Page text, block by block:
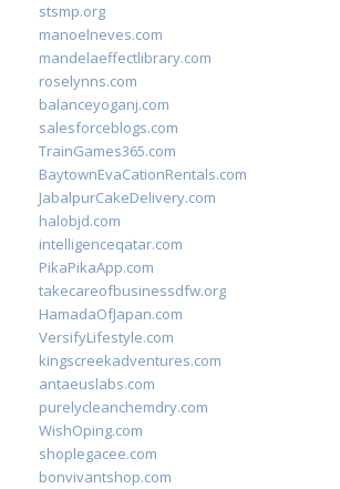
stsmp.org
manoelneves.com
mandelaeffectlibrary.com
roselynns.com
balanceyoganj.com
salesforceblogs.com
TrainGames365.com
BaytownEvaCationRentals.com
JabalpurCakeDelivery.com
halobjd.com
intelligenceqatar.com
PikaPikaApp.com
takecareofbusinessdfw.org
HamadaOfJapan.com
VersifyLifestyle.com
kingscreekadventures.com
antaeuslabs.com
purelycleanchemdry.com
WishOping.com
shoplegacee.com
bonvivantshop.com